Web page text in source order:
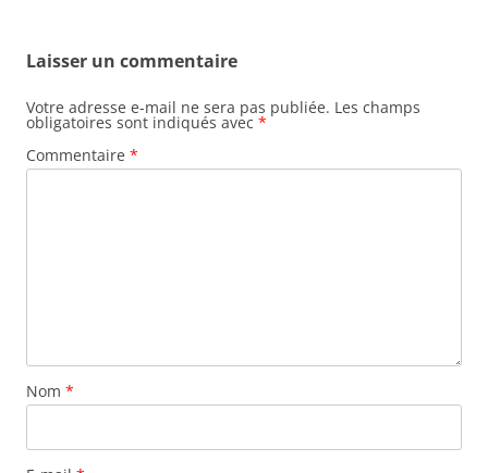
Laisser un commentaire
Votre adresse e-mail ne sera pas publiée. Les champs
obligatoires sont indiqués avec *
Commentaire *
Nom *